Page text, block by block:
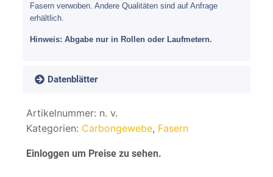
Fasern verwoben. Andere Qualitäten sind auf Anfrage
erhältlich.
Hinweis: Abgabe nur in Rollen oder Laufmetern.
Datenblätter
Artikelnummer: n. v.
Kategorien: Carbongewebe, Fasern
Einloggen um Preise zu sehen.